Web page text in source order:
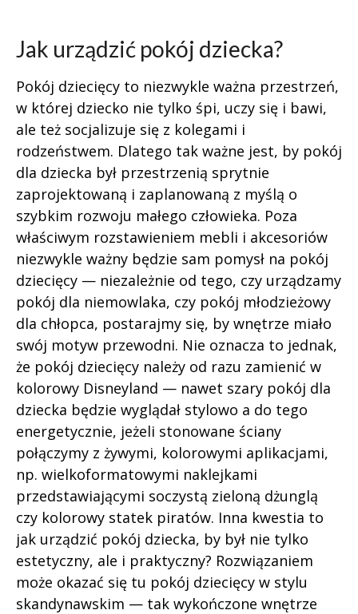
Jak urządzić pokój dziecka?
Pokój dziecięcy to niezwykle ważna przestrzeń,
w której dziecko nie tylko śpi, uczy się i bawi,
ale też socjalizuje się z kolegami i
rodzeństwem. Dlatego tak ważne jest, by pokój
dla dziecka był przestrzenią sprytnie
zaprojektowaną i zaplanowaną z myślą o
szybkim rozwoju małego człowieka. Poza
właściwym rozstawieniem mebli i akcesoriów
niezwykle ważny będzie sam pomysł na pokój
dziecięcy — niezależnie od tego, czy urządzamy
pokój dla niemowlaka, czy pokój młodzieżowy
dla chłopca, postarajmy się, by wnętrze miało
swój motyw przewodni. Nie oznacza to jednak,
że pokój dziecięcy należy od razu zamienić w
kolorowy Disneyland — nawet szary pokój dla
dziecka będzie wyglądał stylowo a do tego
energetycznie, jeżeli stonowane ściany
połączymy z żywymi, kolorowymi aplikacjami,
np. wielkoformatowymi naklejkami
przedstawiającymi soczystą zieloną dżunglą
czy kolorowy statek piratów. Inna kwestia to
jak urządzić pokój dziecka, by był nie tylko
estetyczny, ale i praktyczny? Rozwiązaniem
może okazać się tu pokój dziecięcy w stylu
skandynawskim — tak wykończone wnętrze